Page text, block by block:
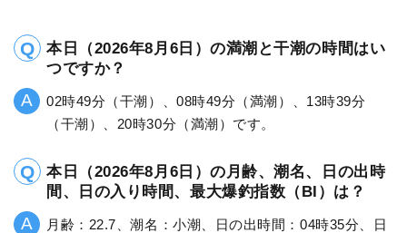
本日（2026年8月6日）の満潮と干潮の時間はい
つですか？
02時49分（干潮）、08時49分（満潮）、13時39分
（干潮）、20時30分（満潮）です。
本日（2026年8月6日）の月齢、潮名、日の出時
間、日の入り時間、最大爆釣指数（BI）は？
月齢：22.7、潮名：小潮、日の出時間：04時35分、日